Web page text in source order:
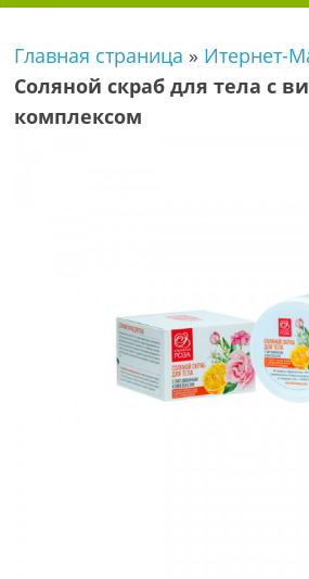
Главная страница » Итернет-
Соляной скраб для тела с
комплексом